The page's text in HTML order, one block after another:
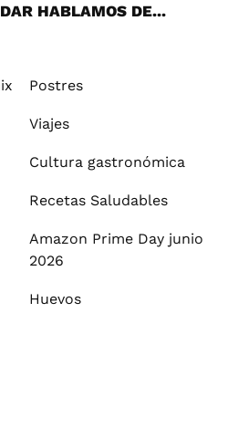
HABLAMOS DE...
Postres
Viajes
Cultura gastronómica
Recetas Saludables
Amazon Prime Day junio
2026
Huevos